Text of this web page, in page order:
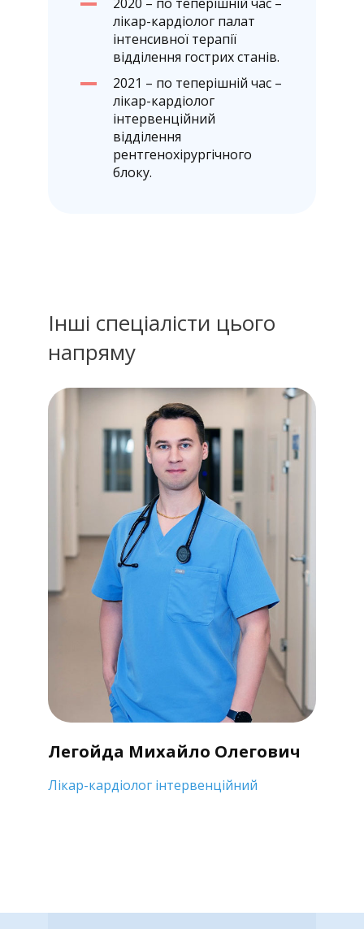
лікар-кардіолог палат
інтенсивної терапії
відділення гострих станів.
2021 – по теперішній час –
лікар-кардіолог
інтервенційний
відділення
рентгенохірургічного
блоку.
Інші спеціалісти цього
напряму
Легойда Михайло Олегович
Лікар-кардіолог інтервенційний